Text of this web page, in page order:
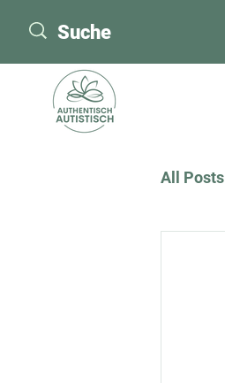
All Posts